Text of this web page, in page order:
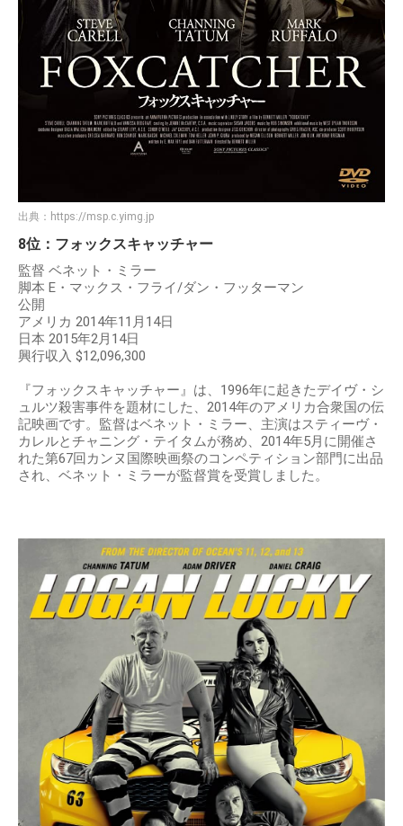
出典： https://msp.c.yimg.jp
8位：フォックスキャッチャー
監督 ベネット・ミラー
脚本 E・マックス・フライ/ダン・フッターマン
公開
アメリカ 2014年11月14日
日本 2015年2月14日
興行収入 $12,096,300
『フォックスキャッチャー』は、1996年に起きたデイヴ・シ
ュルツ殺害事件を題材にした、2014年のアメリカ合衆国の伝
記映画です。監督はベネット・ミラー、主演はスティーヴ・
カレルとチャニング・テイタムが務め、2014年5月に開催さ
れた第67回カンヌ国際映画祭のコンペティション部門に出品
され、ベネット・ミラーが監督賞を受賞しました。